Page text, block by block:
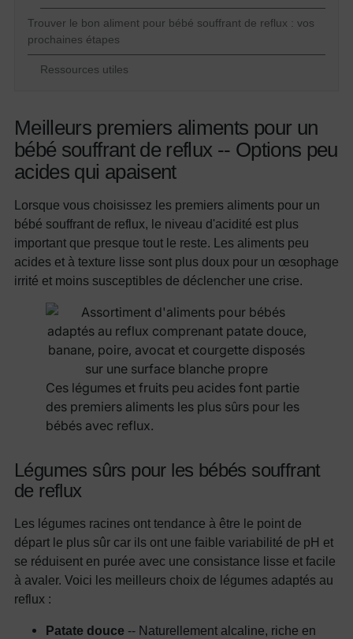
Trouver le bon aliment pour bébé souffrant de reflux : vos
prochaines étapes
Ressources utiles
Meilleurs premiers aliments pour un
bébé souffrant de reflux -- Options peu
acides qui apaisent
Lorsque vous choisissez les premiers aliments pour un
bébé souffrant de reflux, le niveau d'acidité est plus
important que presque tout le reste. Les aliments peu
acides et à texture lisse sont plus doux pour un œsophage
irrité et moins susceptibles de déclencher une crise.
Ces légumes et fruits peu acides font partie
des premiers aliments les plus sûrs pour les
bébés avec reflux.
Légumes sûrs pour les bébés souffrant
de reflux
Les légumes racines ont tendance à être le point de
départ le plus sûr car ils ont une faible variabilité de pH et
se réduisent en purée avec une consistance lisse et facile
à avaler. Voici les meilleurs choix de légumes adaptés au
reflux :
Patate douce -- Naturellement alcaline, riche en